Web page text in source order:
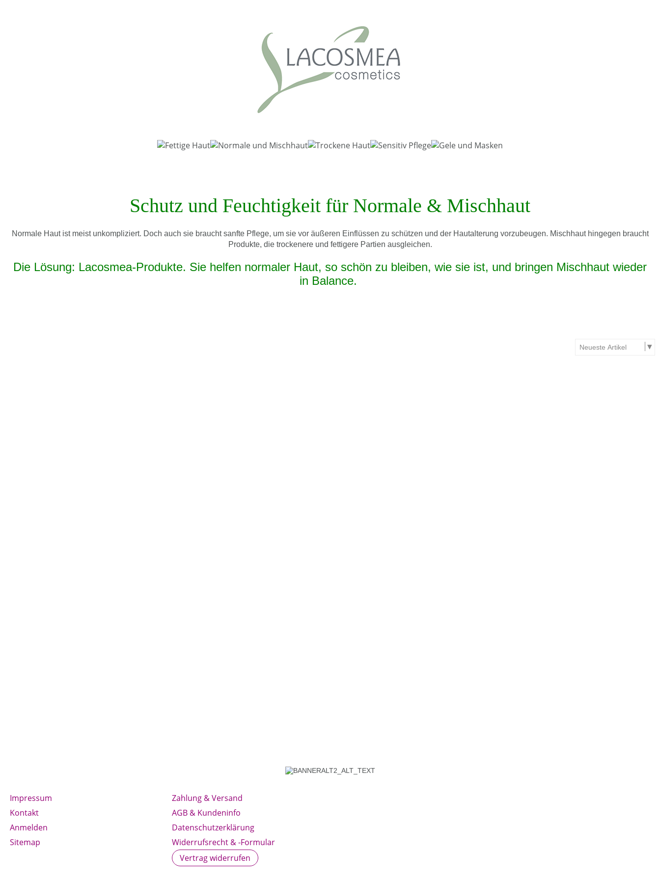
Schutz und Feuchtigkeit für Normale & Mischhaut
Normale Haut ist meist unkompliziert. Doch auch sie braucht sanfte Pflege, um sie vor äußeren Einflüssen zu schützen und der Hautalterung vorzubeugen. Mischhaut hingegen braucht
Produkte, die trockenere und fettigere Partien ausgleichen.
Die Lösung: Lacosmea-Produkte. Sie helfen normaler Haut, so schön zu bleiben, wie sie ist, und bringen Mischhaut wieder
in Balance.
Impressum
Kontakt
Anmelden
Sitemap
Zahlung & Versand
AGB & Kundeninfo
Datenschutzerklärung
Widerrufsrecht & -Formular
Vertrag widerrufen